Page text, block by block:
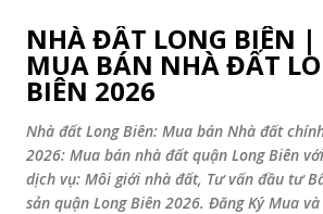
Chuyển đến nội dung chính
NHÀ ĐẤT LONG BIÊN |
MUA BÁN NHÀ ĐẤT
BIÊN 2026
Nhà đất Long Biên: Mua bán Nhà đất
2026: Mua bán nhà đất quận Long Biên
dịch vụ: Môi giới nhà đất, Tư vấn đầu tư
sản quận Long Biên 2026. Đăng Ký Mua